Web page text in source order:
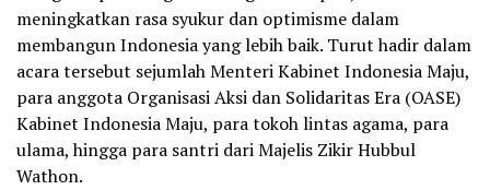
meningkatkan rasa syukur dan optimisme dalam
membangun Indonesia yang lebih baik. Turut hadir dalam
acara tersebut sejumlah Menteri Kabinet Indonesia Maju,
para anggota Organisasi Aksi dan Solidaritas Era (OASE)
Kabinet Indonesia Maju, para tokoh lintas agama, para
ulama, hingga para santri dari Majelis Zikir Hubbul
Wathon.